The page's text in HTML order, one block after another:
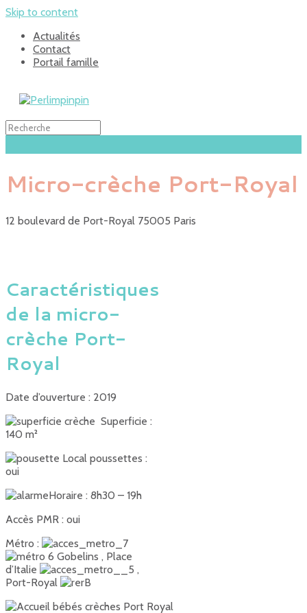
Skip to content
Actualités
Contact
Portail famille
Micro-crèche Port-Royal
12 boulevard de Port-Royal 75005 Paris
Caractéristiques
de la micro-
crèche Port-
Royal
Date d’ouverture : 2019
Superficie :
140 m²
Local poussettes :
oui
Horaire : 8h30 – 19h
Accès PMR : oui
Métro :
Gobelins , Place
d’Italie
,
Port-Royal